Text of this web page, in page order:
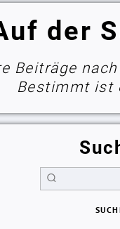
der
Beiträge
Bestimmt ist